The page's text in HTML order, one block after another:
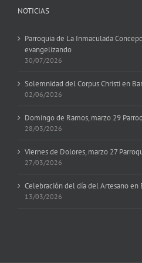
NOTICIAS
Parroquia de La Inmaculada
evangelizando
30/07/2026
Solemnidad del Corpus Christi en
02/06/2026
Domingo de Ramos, marzo 29
28/03/2026
Viernes de Dolores, marzo 27
27/03/2026
Celebración del día del Artesano en
13/03/2026